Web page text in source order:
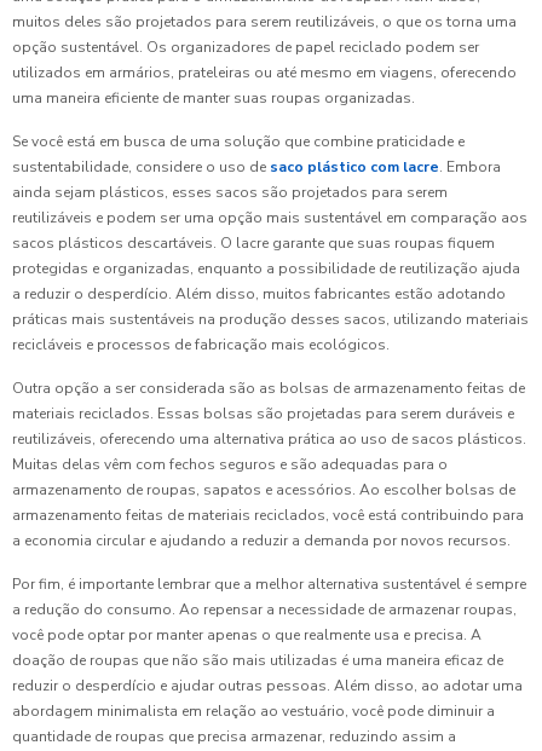
muitos deles são projetados para serem reutilizáveis, o que os torna uma
opção sustentável. Os organizadores de papel reciclado podem ser
utilizados em armários, prateleiras ou até mesmo em viagens, oferecendo
uma maneira eficiente de manter suas roupas organizadas.
Se você está em busca de uma solução que combine praticidade e
sustentabilidade, considere o uso de saco plástico com lacre. Embora
ainda sejam plásticos, esses sacos são projetados para serem
reutilizáveis e podem ser uma opção mais sustentável em comparação aos
sacos plásticos descartáveis. O lacre garante que suas roupas fiquem
protegidas e organizadas, enquanto a possibilidade de reutilização ajuda
a reduzir o desperdício. Além disso, muitos fabricantes estão adotando
práticas mais sustentáveis na produção desses sacos, utilizando materiais
recicláveis e processos de fabricação mais ecológicos.
Outra opção a ser considerada são as bolsas de armazenamento feitas de
materiais reciclados. Essas bolsas são projetadas para serem duráveis e
reutilizáveis, oferecendo uma alternativa prática ao uso de sacos plásticos.
Muitas delas vêm com fechos seguros e são adequadas para o
armazenamento de roupas, sapatos e acessórios. Ao escolher bolsas de
armazenamento feitas de materiais reciclados, você está contribuindo para
a economia circular e ajudando a reduzir a demanda por novos recursos.
Por fim, é importante lembrar que a melhor alternativa sustentável é sempre
a redução do consumo. Ao repensar a necessidade de armazenar roupas,
você pode optar por manter apenas o que realmente usa e precisa. A
doação de roupas que não são mais utilizadas é uma maneira eficaz de
reduzir o desperdício e ajudar outras pessoas. Além disso, ao adotar uma
abordagem minimalista em relação ao vestuário, você pode diminuir a
quantidade de roupas que precisa armazenar, reduzindo assim a